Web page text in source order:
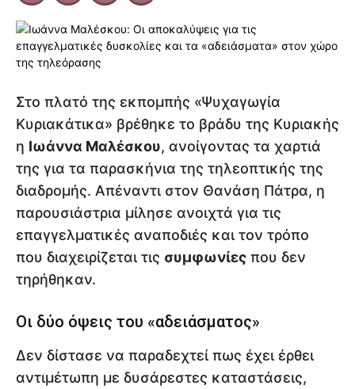
Στο πλατό της εκπομπής «Ψυχαγωγία
Κυριακάτικα» βρέθηκε το βράδυ της Κυριακής
η Ιωάννα Μαλέσκου, ανοίγοντας τα χαρτιά
της για τα παρασκήνια της τηλεοπτικής της
διαδρομής. Απέναντι στον Θανάση Πάτρα, η
παρουσιάστρια μίλησε ανοιχτά για τις
επαγγελματικές αναποδιές και τον τρόπο
που διαχειρίζεται τις συμφωνίες που δεν
τηρήθηκαν.
Οι δύο όψεις του «αδειάσματος»
Δεν δίστασε να παραδεχτεί πως έχει έρθει
αντιμέτωπη με δυσάρεστες καταστάσεις,